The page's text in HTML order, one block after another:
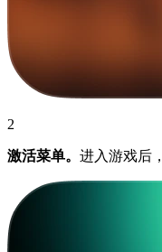
2
激活菜单。 进入游戏后